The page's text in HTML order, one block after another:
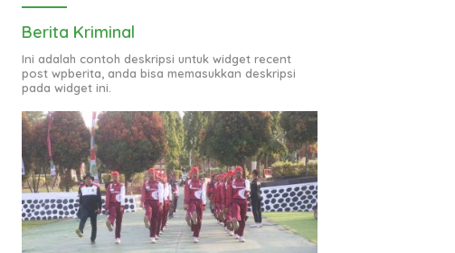
Berita Kriminal
Ini adalah contoh deskripsi untuk widget recent
post wpberita, anda bisa memasukkan deskripsi
pada widget ini.